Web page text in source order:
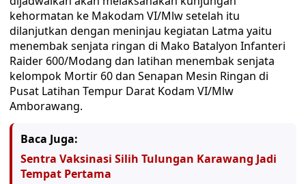
kehormatan ke Makodam VI/Mlw setelah itu
dilanjutkan dengan meninjau kegiatan Latma yaitu
menembak senjata ringan di Mako Batalyon Infanteri
Raider 600/Modang dan latihan menembak senjata
kelompok Mortir 60 dan Senapan Mesin Ringan di
Pusat Latihan Tempur Darat Kodam VI/Mlw
Amborawang.
Baca Juga:
Sentra Vaksinasi Silih Tulungan Karawang Jadi
Tempat Pertama